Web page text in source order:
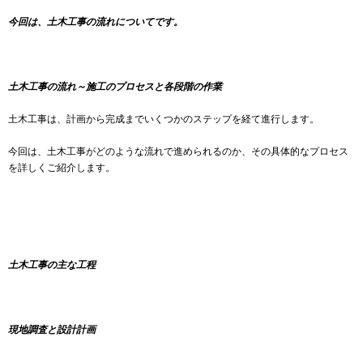
今回は、土木工事の流れについてです。
土木工事の流れ～施工のプロセスと各段階の作業
土木工事は、計画から完成までいくつかのステップを経て進行します。
今回は、土木工事がどのような流れで進められるのか、その具体的なプロセス
を詳しくご紹介します。
土木工事の主な工程
現地調査と設計計画